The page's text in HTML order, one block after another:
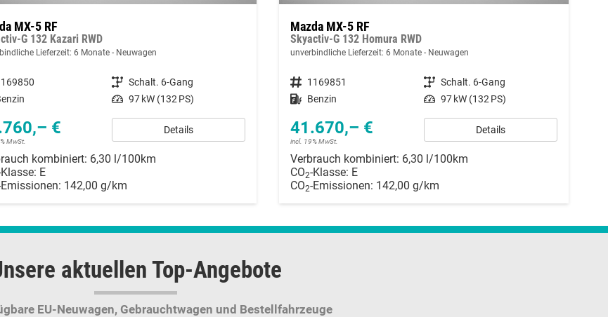
MX-5 RF
G 132 Kazari RWD
Lieferzeit: 6 Monate Neuwagen
Getriebe Schalt. 6-Gang
Leistung 97 kW (132 PS)
€
MwSt.
Details
kombiniert: 6,30 l/100km
E
142,00 g/km
Mazda MX-5 RF
Skyactiv-G 132 Homura RWD
unverbindliche Lieferzeit: 6 Monate Neuwagen
Fahrzeugnummer 1169851 Getriebe Schalt. 6-Gang
Kraftstoff Benzin Leistung 97 kW (132 PS)
41.670,– €
incl. 19% MwSt.
Details
Verbrauch kombiniert: 6,30 l/100km
CO2-Klasse: E
CO2-Emissionen: 142,00 g/km
aktuellen Top-Angebote
EU-Neuwagen, Gebrauchtwagen und Bestellfahrzeuge